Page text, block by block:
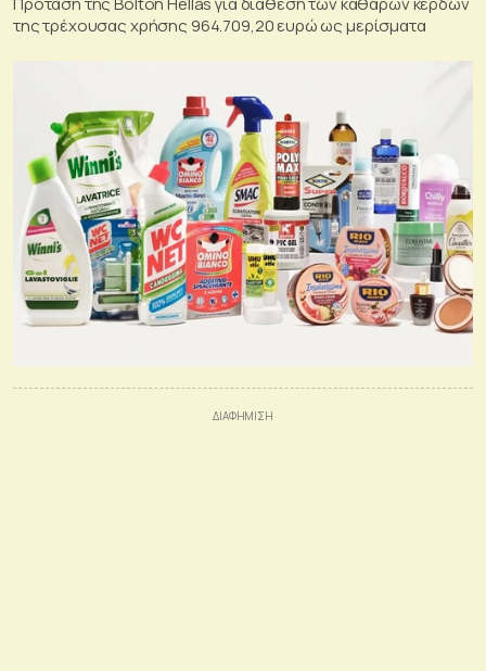
της τρέχουσας χρήσης 964.709,20 ευρώ ως μερίσματα